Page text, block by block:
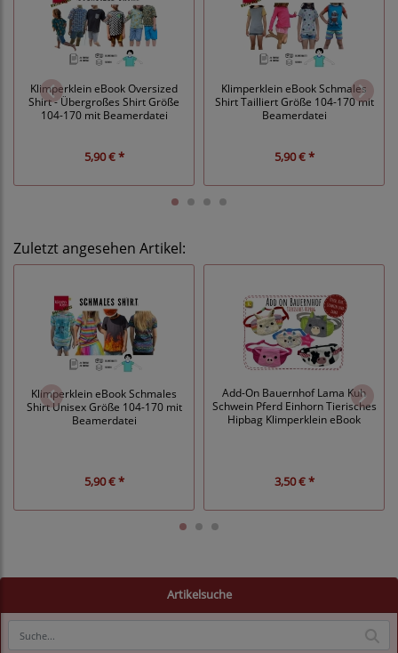
Klimperklein eBook Oversized
Shirt - Übergroßes Shirt Größe
104-170 mit Beamerdatei
5,90 € *
Klimperklein eBook Schmales
Shirt Tailliert Größe 104-170 mit
Beamerdatei
5,90 € *
Zuletzt angesehen Artikel:
Klimperklein eBook Schmales
Shirt Unisex Größe 104-170 mit
Beamerdatei
5,90 € *
Add-On Bauernhof Lama Kuh
Schwein Pferd Einhorn Tierisches
Hipbag Klimperklein eBook
3,50 € *
Artikelsuche